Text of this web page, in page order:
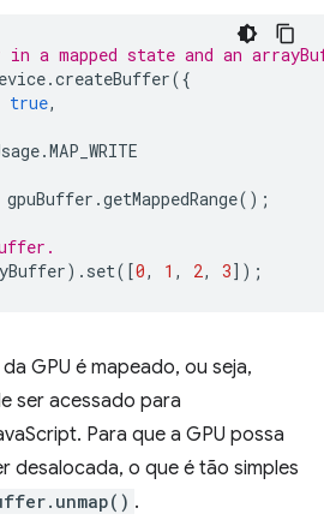
in a mapped state and an
.createBuffer({
true,
.MAP_WRITE
gpuBuffer .getMappedRange();
). set([0, 1 , 2, 3]);
GPU é mapeado, ou seja,
ser acessado para
Para que a GPU possa
desalocada, o que é tão simples
.